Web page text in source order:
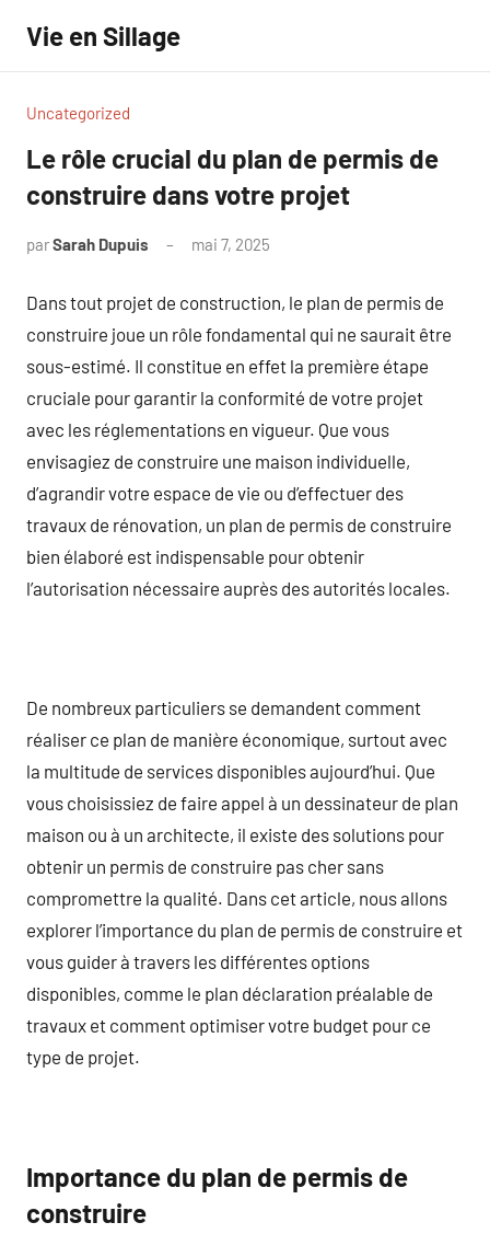
contenu
Vie en Sillage
Uncategorized
Le rôle crucial du plan de permis de
construire dans votre projet
parSarah Dupuis mai 7, 2025
Dans tout projet de construction, le plan de permis de
construire joue un rôle fondamental qui ne saurait être
sous-estimé. Il constitue en effet la première étape
cruciale pour garantir la conformité de votre projet
avec les réglementations en vigueur. Que vous
envisagiez de construire une maison individuelle,
d’agrandir votre espace de vie ou d’effectuer des
travaux de rénovation, un plan de permis de construire
bien élaboré est indispensable pour obtenir
l’autorisation nécessaire auprès des autorités locales.
De nombreux particuliers se demandent comment
réaliser ce plan de manière économique, surtout avec
la multitude de services disponibles aujourd’hui. Que
vous choisissiez de faire appel à un dessinateur de plan
maison ou à un architecte, il existe des solutions pour
obtenir un permis de construire pas cher sans
compromettre la qualité. Dans cet article, nous allons
explorer l’importance du plan de permis de construire et
vous guider à travers les différentes options
disponibles, comme le plan déclaration préalable de
travaux et comment optimiser votre budget pour ce
type de projet.
Importance du plan de permis de
construire